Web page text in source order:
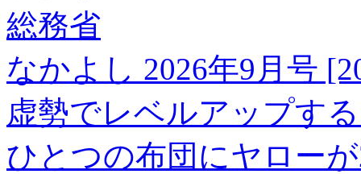
総務省
なかよし 2026年9月号
虚勢でレベルアップす
ひとつの布団にヤロー